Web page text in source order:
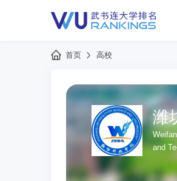
首页 高校
潍
and